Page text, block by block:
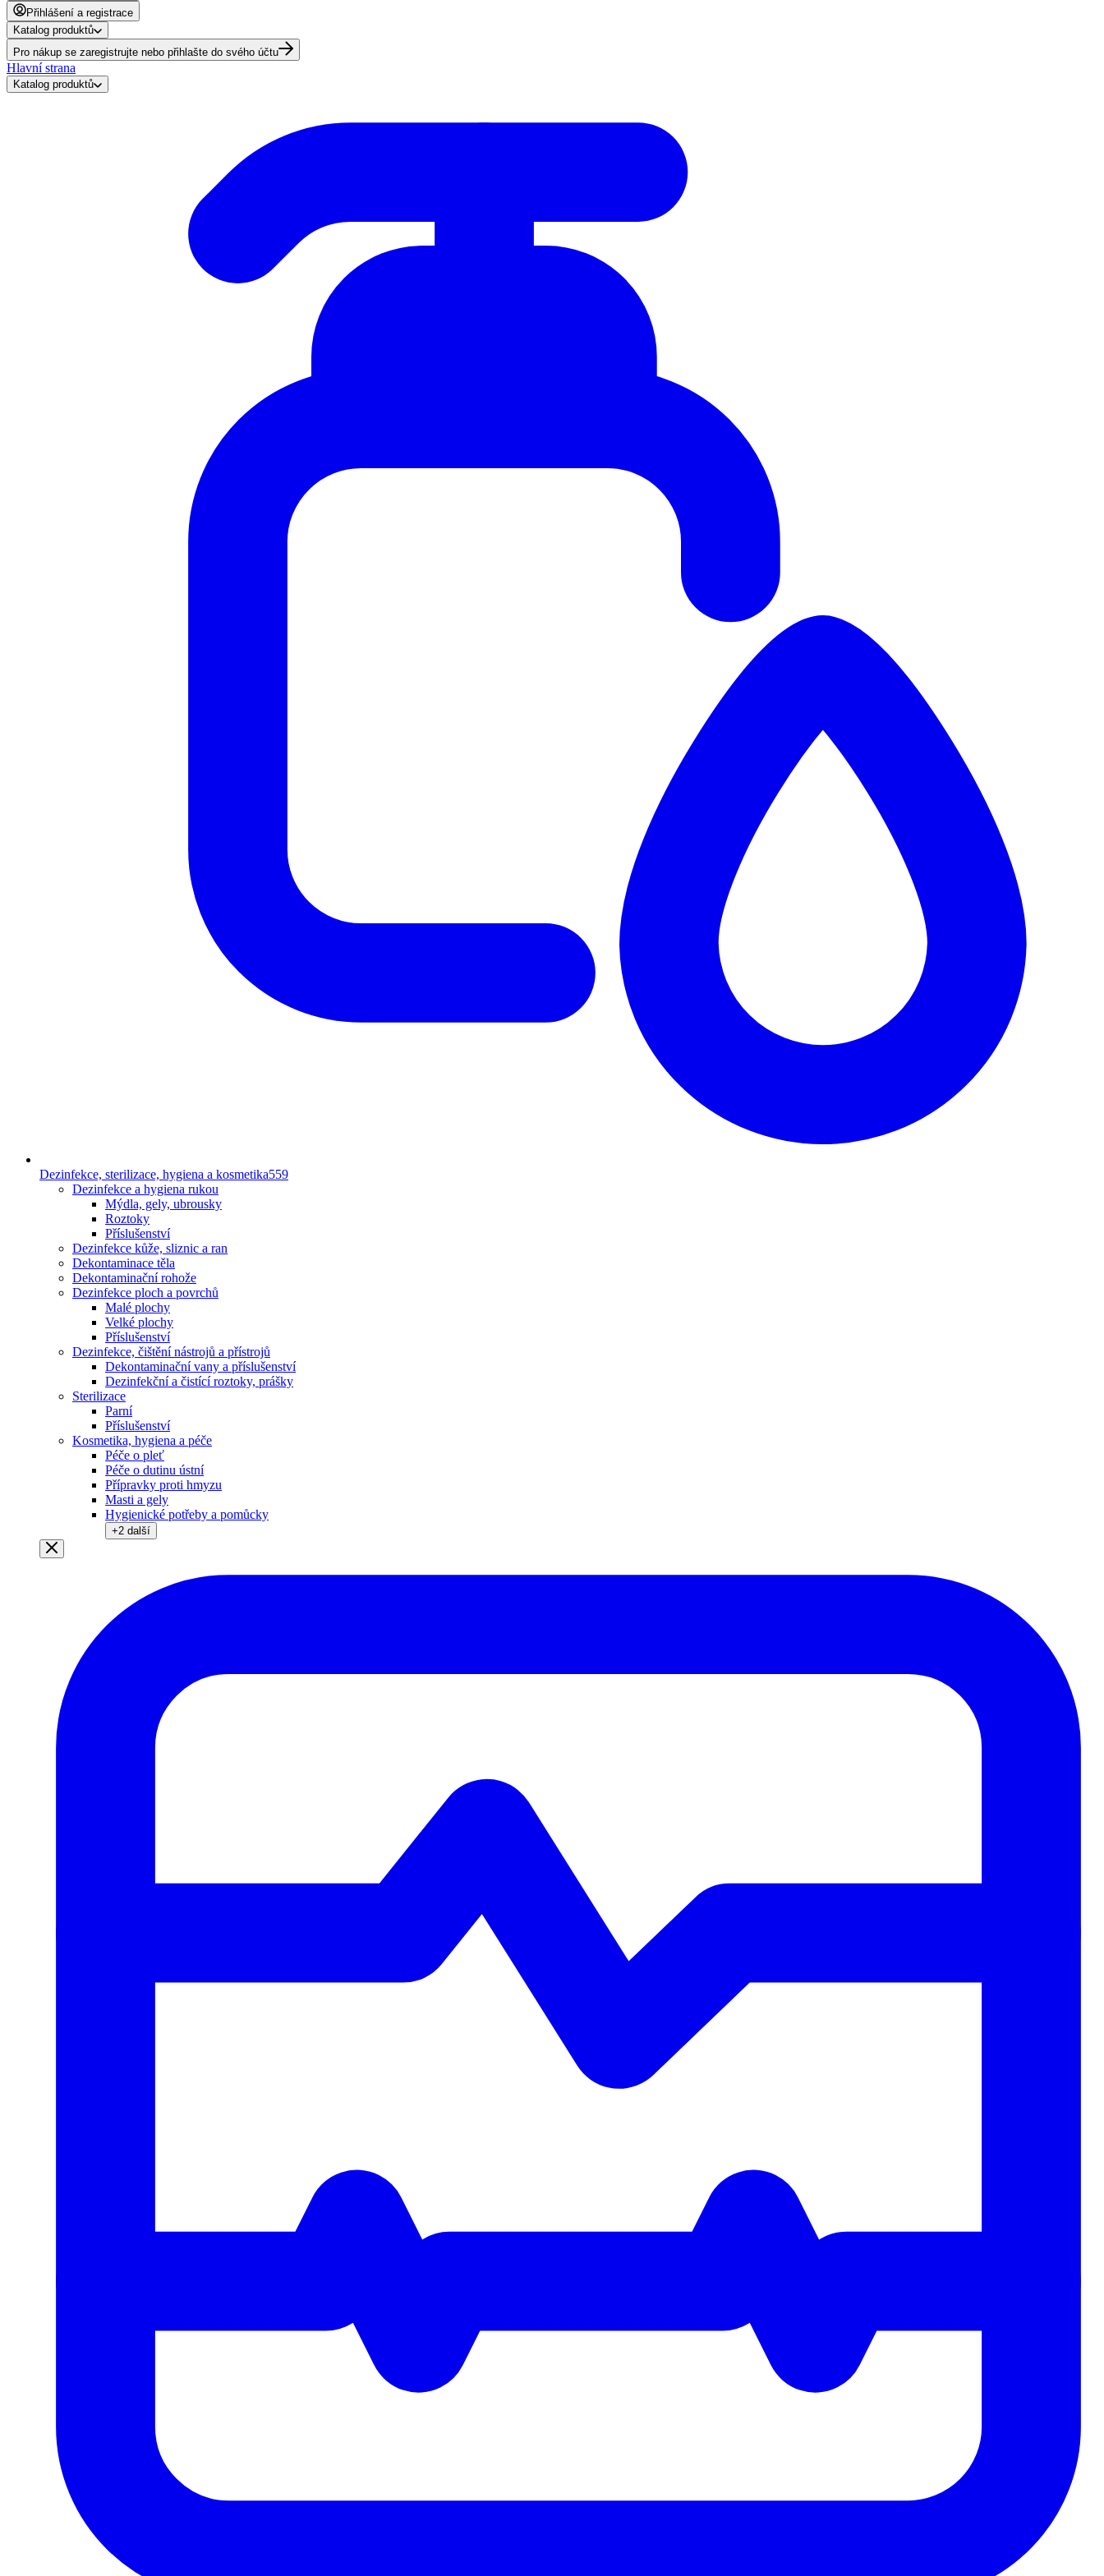
Přihlášení a registrace
Katalog produktů
Pro nákup se zaregistrujte nebo přihlašte do svého účtu
Hlavní strana
Katalog produktů
Dezinfekce, sterilizace, hygiena a kosmetika559
Dezinfekce a hygiena rukou
Mýdla, gely, ubrousky
Roztoky
Příslušenství
Dezinfekce kůže, sliznic a ran
Dekontaminace těla
Dekontaminační rohože
Dezinfekce ploch a povrchů
Malé plochy
Velké plochy
Příslušenství
Dezinfekce, čištění nástrojů a přístrojů
Dekontaminační vany a příslušenství
Dezinfekční a čistící roztoky, prášky
Sterilizace
Parní
Příslušenství
Kosmetika, hygiena a péče
Péče o pleť
Péče o dutinu ústní
Přípravky proti hmyzu
Masti a gely
Hygienické potřeby a pomůcky
+2 další